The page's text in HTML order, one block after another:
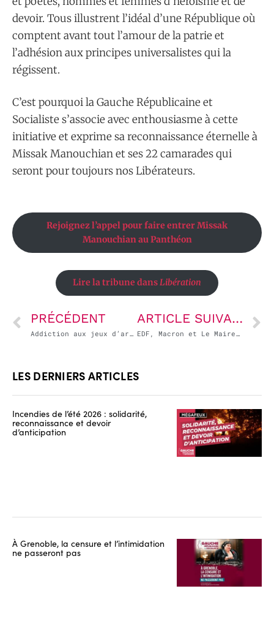
devoir. Tous illustrent l’idéal d’une République où
comptent avant tout l’amour de la patrie et
l’adhésion aux principes universalistes qui la
régissent.
C’est pourquoi la Gauche Républicaine et
Socialiste s’associe avec enthousiasme à cette
initiative et exprime sa reconnaissance éternelle à
Missak Manouchian et ses 22 camarades qui
seront pour toujours nos Libérateurs.
Rejoignez l’appel pour faire entrer Missak
Manouchian au Panthéon
Lire la tribune dansLibération
PRÉCÉDENT
Addiction aux jeux d’argent : la jeunesse en danger
ARTICLE SUIVANT
EDF, Macron et Le Maire ne changent pas une stratégie qui perd
LES DERNIERS ARTICLES
Incendies de l’été 2026 : solidarité,
reconnaissance et devoir
d’anticipation
À Grenoble, la censure et l’intimidation
ne passeront pas